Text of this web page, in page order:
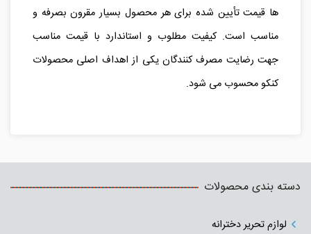
ها قیمت تأیین شده برای هر محصول بسیار مقرون بصرفه و
مناسب است. کیفیت مطلوب و استاندارد با قیمت مناسب
جهت رضایت مصرف کنندگان یکی از اهداف اصلی محصولات
کنکو محسوب می شود.
دسته بندی محصولات
لوازم تحریر دخترانه